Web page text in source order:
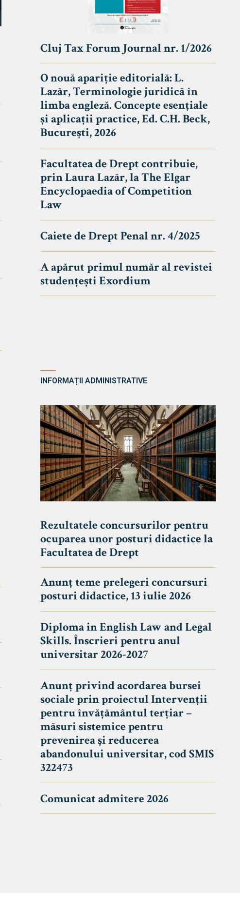
Cluj Tax Forum Journal nr. 1/2026
O nouă apariție editorială: L.
Lazăr, Terminologie juridică în
limba engleză. Concepte esențiale
și aplicații practice, Ed. C.H. Beck,
București, 2026
Facultatea de Drept contribuie,
prin Laura Lazăr, la The Elgar
Encyclopaedia of Competition
Law
Caiete de Drept Penal nr. 4/2025
A apărut primul număr al revistei
studențești Exordium
INFORMAȚII ADMINISTRATIVE
Rezultatele concursurilor pentru
ocuparea unor posturi didactice la
Facultatea de Drept
Anunț teme prelegeri concursuri
posturi didactice, 13 iulie 2026
Diploma in English Law and Legal
Skills. Înscrieri pentru anul
universitar 2026-2027
Anunț privind acordarea bursei
sociale prin proiectul Intervenții
pentru învățământul terțiar –
măsuri sistemice pentru
prevenirea și reducerea
abandonului universitar, cod SMIS
322473
Comunicat admitere 2026